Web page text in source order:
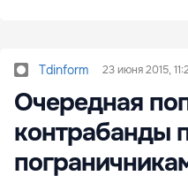
Tdinform 23 июня 2015,
Очередная
контрабанды